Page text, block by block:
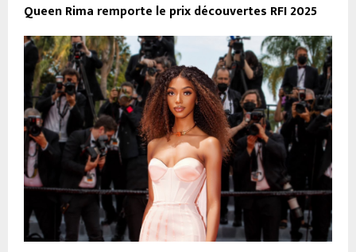
Queen Rima remporte le prix découvertes RFI 2025